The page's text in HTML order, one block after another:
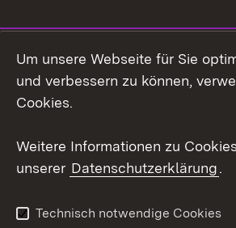
Social Media
Facebook
LinkedIn
Um unsere Webseite für Sie
und verbessern zu können,
Cookies.
Weitere Informationen zu
unserer Datenschutzerklärung.
Technisch notwendige Cookies